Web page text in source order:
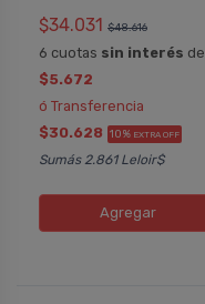
$34.031 $48.616
6 cuotas sin interés de
$5.672
ó Transferencia
$30.628 10% EXTRA OFF
Sumás 2.861 Leloir$
Agregar